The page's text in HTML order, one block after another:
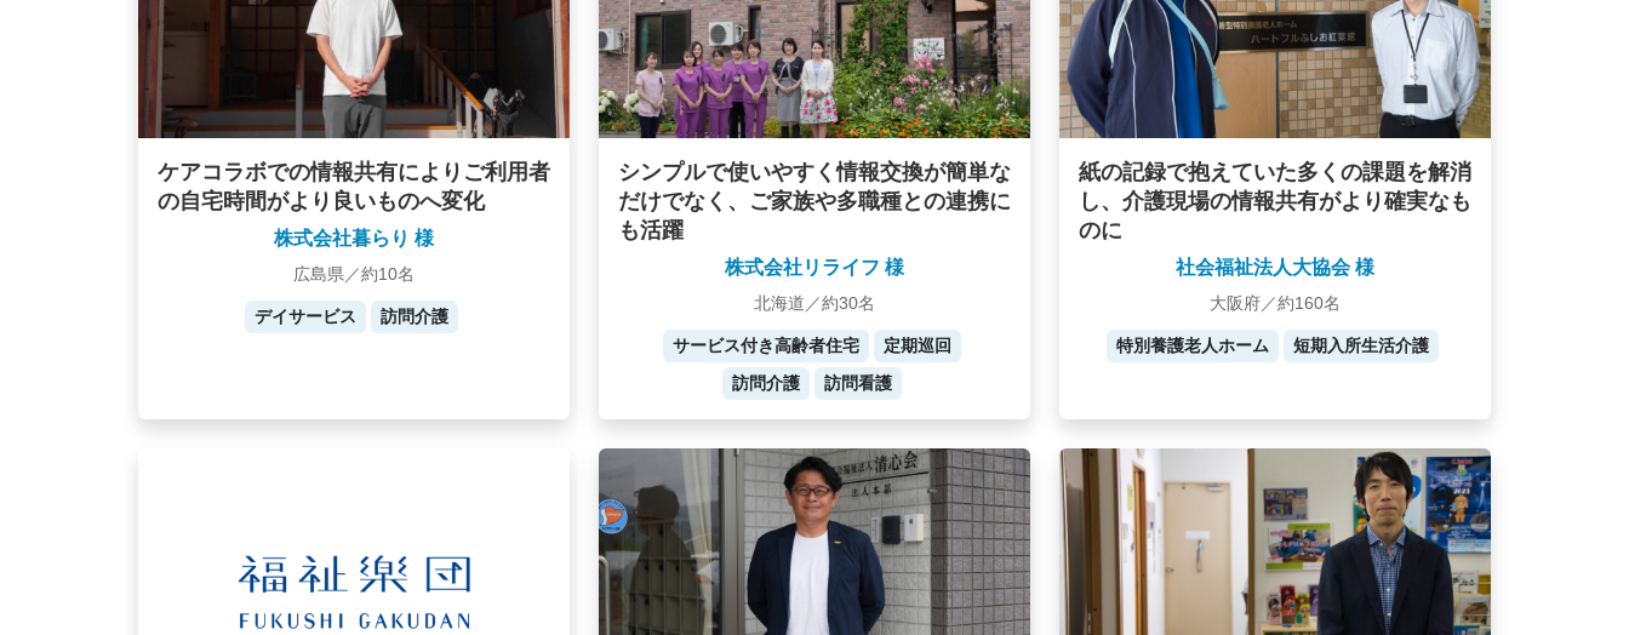
ケアコラボでの情報共有によりご利用者
の自宅時間がより良いものへ変化
株式会社暮らり 様
広島県／約10名
デイサービス 訪問介護
シンプルで使いやすく情報交換が簡単な
だけでなく、ご家族や多職種との連携に
も活躍
株式会社リライフ 様
北海道／約30名
サービス付き高齢者住宅
定期巡回
訪問介護
訪問看護
紙の記録で抱えていた多くの課題を解消
し、介護現場の情報共有がより確実なも
のに
社会福祉法人大協会 様
大阪府／約160名
特別養護老人ホーム 短期入所生活介護